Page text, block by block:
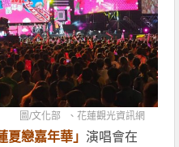
圖/文化部 、花蓮觀光資訊網
夏戀嘉年華」演唱會在